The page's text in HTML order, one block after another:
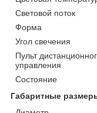
Световой поток
Форма
Угол свечения
Пульт
управления
Состояние
Габаритные